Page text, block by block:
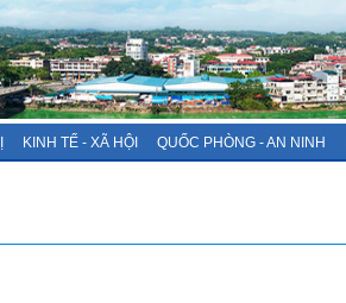
KINH TẾ - XÃ HỘI QUỐC PHÒNG - AN NINH